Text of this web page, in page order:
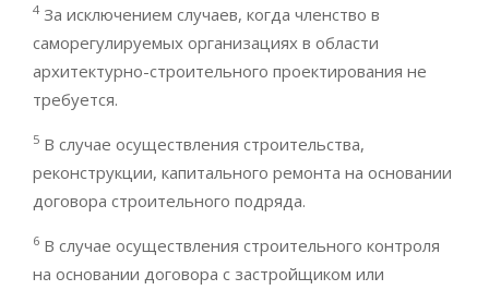
4 За исключением случаев, когда членство в
саморегулируемых организациях в области
архитектурно-строительного проектирования не
требуется.
5 В случае осуществления строительства,
реконструкции, капитального ремонта на основании
договора строительного подряда.
6 В случае осуществления строительного контроля
на основании договора с застройщиком или